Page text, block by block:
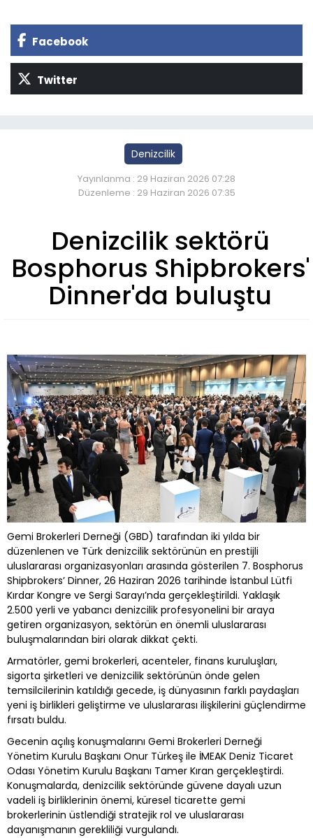
Facebook
Twitter
Denizcilik
Yayınlanma : 29 Haziran 2026 07:28
Düzenleme : 29 Haziran 2026 07:35
Denizcilik sektörü
Bosphorus Shipbrokers'
Dinner'da buluştu
Gemi Brokerleri Derneği (GBD) tarafından iki yılda bir
düzenlenen ve Türk denizcilik sektörünün en prestijli
uluslararası organizasyonları arasında gösterilen 7. Bosphorus
Shipbrokers’ Dinner, 26 Haziran 2026 tarihinde İstanbul Lütfi
Kırdar Kongre ve Sergi Sarayı’nda gerçekleştirildi. Yaklaşık
2.500 yerli ve yabancı denizcilik profesyonelini bir araya
getiren organizasyon, sektörün en önemli uluslararası
buluşmalarından biri olarak dikkat çekti.
Armatörler, gemi brokerleri, acenteler, finans kuruluşları,
sigorta şirketleri ve denizcilik sektörünün önde gelen
temsilcilerinin katıldığı gecede, iş dünyasının farklı paydaşları
yeni iş birlikleri geliştirme ve uluslararası ilişkilerini güçlendirme
fırsatı buldu.
Gecenin açılış konuşmalarını Gemi Brokerleri Derneği
Yönetim Kurulu Başkanı Onur Türkeş ile İMEAK Deniz Ticaret
Odası Yönetim Kurulu Başkanı Tamer Kıran gerçekleştirdi.
Konuşmalarda, denizcilik sektöründe güvene dayalı uzun
vadeli iş birliklerinin önemi, küresel ticarette gemi
brokerlerinin üstlendiği stratejik rol ve uluslararası
dayanışmanın gerekliliği vurgulandı.